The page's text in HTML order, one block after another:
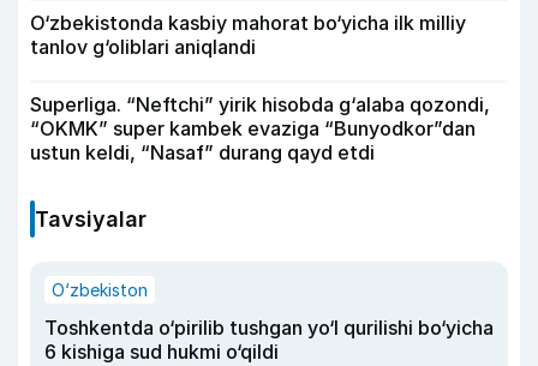
O‘zbekistonda kasbiy mahorat bo‘yicha ilk milliy
tanlov g‘oliblari aniqlandi
Superliga. “Neftchi” yirik hisobda g‘alaba qozondi,
“OKMK” super kambek evaziga “Bunyodkor”dan
ustun keldi, “Nasaf” durang qayd etdi
Tavsiyalar
O‘zbekiston
Toshkentda o‘pirilib tushgan yo‘l qurilishi bo‘yicha
6 kishiga sud hukmi o‘qildi